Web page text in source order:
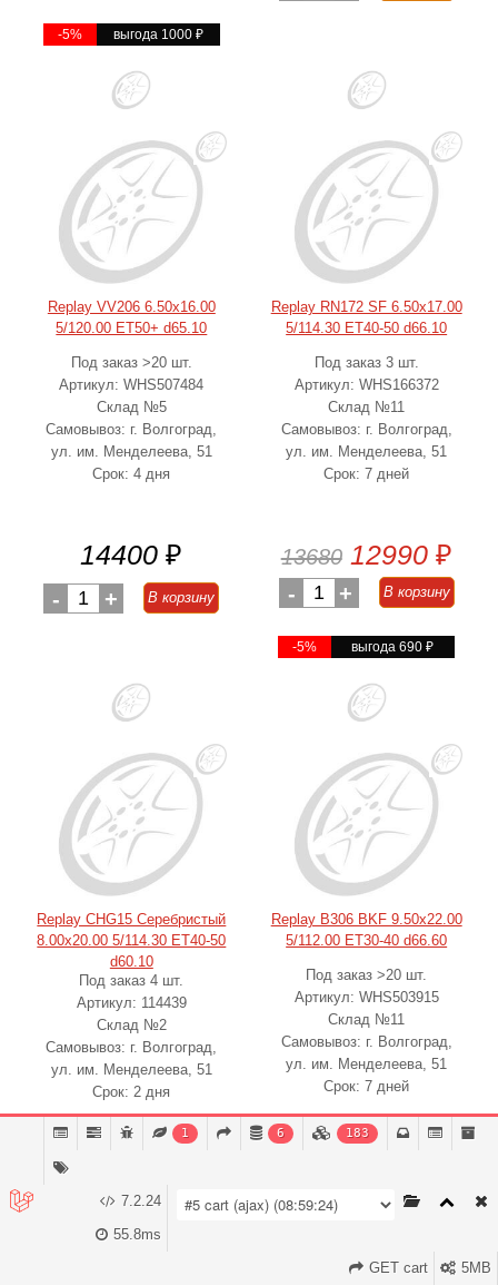
-5% выгода 1000 ₽
Replay VV206 6.50x16.00
5/120.00 ET50+ d65.10
Под заказ >20 шт.
Артикул: WHS507484
Склад №5
Самовывоз: г. Волгоград,
ул. им. Менделеева, 51
Срок: 4 дня
14400 ₽
- 1 + В корзину
Replay RN172 SF 6.50x17.00
5/114.30 ET40-50 d66.10
Под заказ 3 шт.
Артикул: WHS166372
Склад №11
Самовывоз: г. Волгоград,
ул. им. Менделеева, 51
Срок: 7 дней
13680 12990 ₽
- 1 + В корзину
-5% выгода 690₽
Replay CHG15 Серебристый
8.00x20.00 5/114.30 ET40-50
d60.10
Под заказ 4 шт.
Артикул: 114439
Склад №2
Самовывоз: г. Волгоград,
ул. им. Менделеева, 51
Срок: 2 дня
28520
+ В корзину
Replay B306 BKF 9.50x22.00
5/112.00 ET30-40 d66.60
Под заказ >20 шт.
Артикул: WHS503915
Склад №11
Самовывоз: г. Волгоград,
ул. им. Менделеева, 51
Срок: 7 дней
- 1 В корзину
выгода 1350
1 6 183
7.2.24
55.8ms
5MB
GET cart